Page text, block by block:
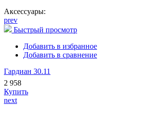
Аксессуары:
prev
Быстрый просмотр
Добавить в избранное
Добавить в сравнение
Гардиан 30.11
2 958
Купить
next